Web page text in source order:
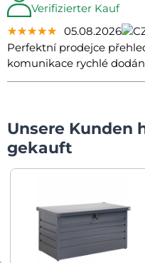
Verifizierter Kauf
★★★★★
★★★★★
★★★★★ 05.08.2026
Perfektní prodejce
komunikace rychlé
Unsere Kunden
gekauft